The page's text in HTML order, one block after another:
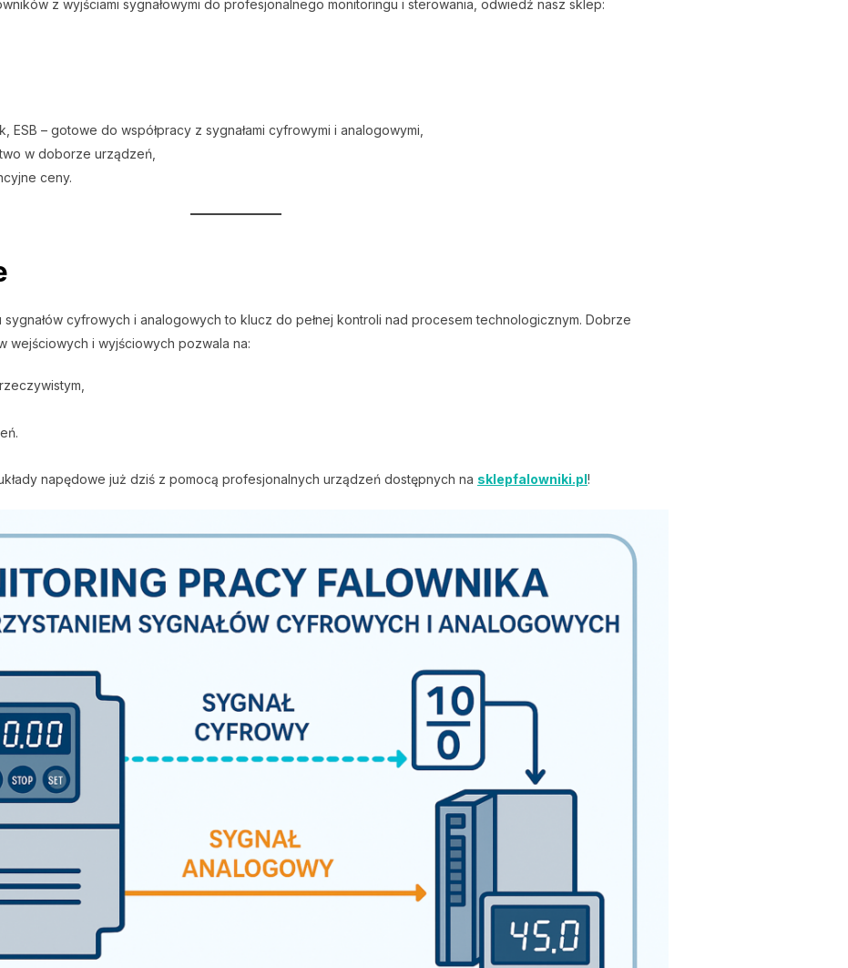
z wyjściami sygnałowymi do profesjonalnego monitoringu i sterowania, odwiedź nasz sklep:
ESB – gotowe do współpracy z sygnałami cyfrowymi i analogowymi,
w doborze urządzeń,
ceny.
cyfrowych i analogowych to klucz do pełnej kontroli nad procesem technologicznym. Dobrze
wejściowych i wyjściowych pozwala na:
napędowe już dziś z pomocą profesjonalnych urządzeń dostępnych na sklepfalowniki.pl!